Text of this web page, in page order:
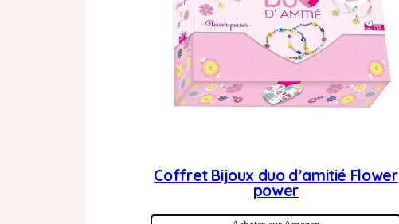
Coffret Bijoux duo d’amitié Flower
power